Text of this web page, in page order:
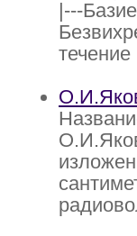
|---
течение